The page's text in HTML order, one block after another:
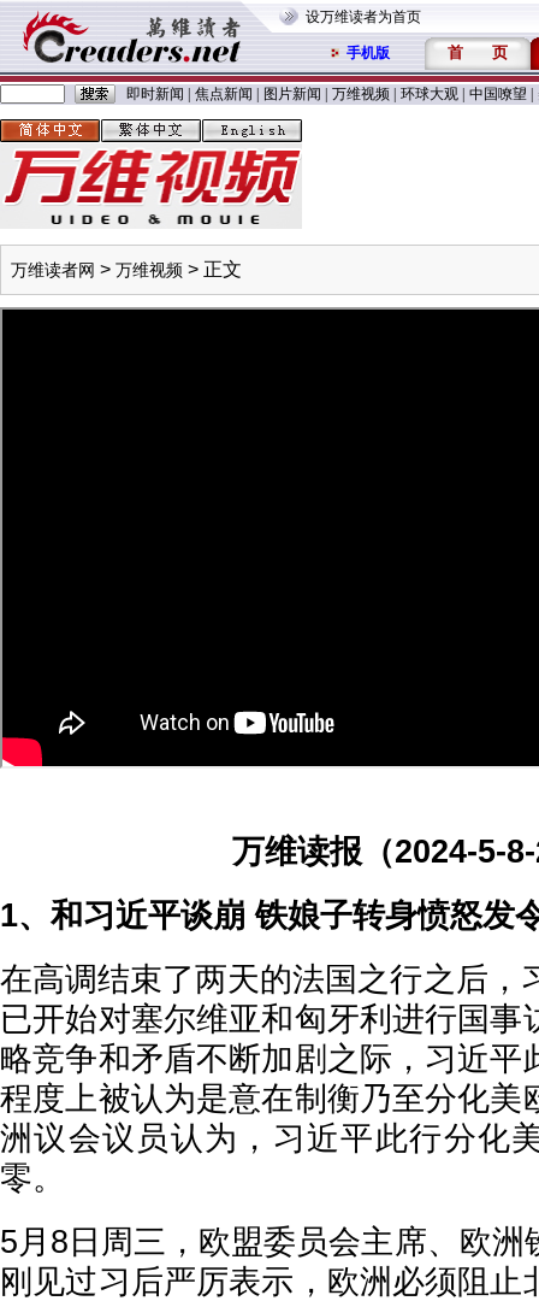
设万维读者为首页
手机版 首 页
即时新闻 焦点新闻 图片新闻 万维视频 环球大观 中国嘹望
万维读者网 > 万维视频 > 正文
万维读报（2024-5-
1、和习近平谈崩 铁娘子转身愤怒发
在高调结束了两天的法国之行之后，
已开始对塞尔维亚和匈牙利进行国事
略竞争和矛盾不断加剧之际，习近平
程度上被认为是意在制衡乃至分化美
洲议会议员认为，习近平此行分化
零。
5月8日周三，欧盟委员会主席、欧洲
刚见过习后严厉表示，欧洲必须阻止